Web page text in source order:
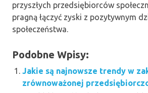
przyszłych przedsiębiorców
pragną łączyć zyski z pozytywnym
społeczeństwa.
Podobne Wpisy:
Jakie są najnowsze trendy w
zrównoważonej